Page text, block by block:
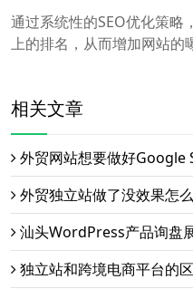
通过系统性的SEO优化策
上的排名，从而增加网站的
相关文章
外贸网站想要做好Google
外贸独立站做了没效果怎
汕头WordPress产品询盘
独立站和跨境电商平台的